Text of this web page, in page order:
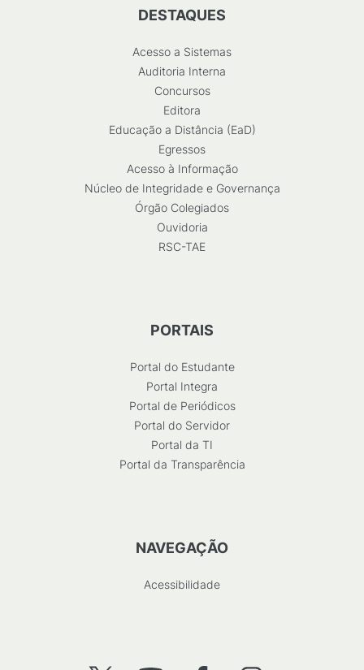
DESTAQUES
Acesso a Sistemas
Auditoria Interna
Concursos
Editora
Educação a Distância (EaD)
Egressos
Acesso à Informação
Núcleo de Integridade e Governança
Órgão Colegiados
Ouvidoria
RSC-TAE
PORTAIS
Portal do Estudante
Portal Integra
Portal de Periódicos
Portal do Servidor
Portal da TI
Portal da Transparência
NAVEGAÇÃO
Acessibilidade